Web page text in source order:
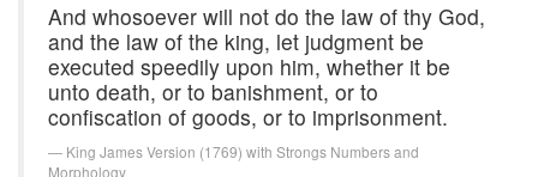
And whosoever will not do the law of thy God,
and the law of the king, let judgment be
executed speedily upon him, whether it be
unto death, or to banishment, or to
confiscation of goods, or to imprisonment.
King James Version (1769) with Strongs Numbers and
Morphology